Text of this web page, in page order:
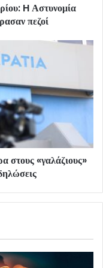
H Αστυνομία
πεζοί
στους «γαλάζιους»